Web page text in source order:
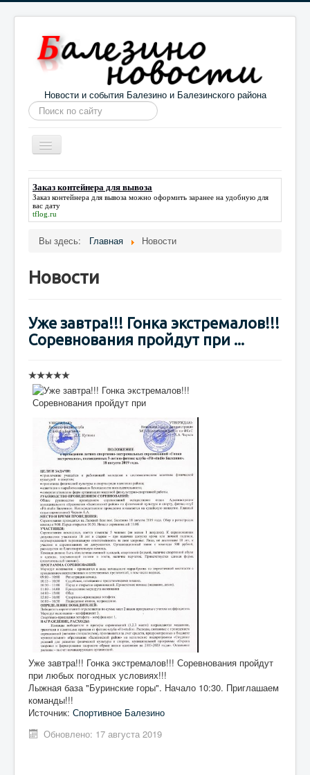
Новости и события Балезино и Балезинского района
Искать...
Toggle
Navigation
Главная
Погода в Балезино Новости
Информация
Заказ контейнера для вывоза
Заказ контейнера для вывоза можно оформить заранее на удобную для
вас дату
tflog.ru
Вы здесь: Главная Новости
Новости
Уже завтра!!! Гонка экстремалов!!!
Соревнования пройдут при ...
Уже завтра!!! Гонка экстремалов!!! Соревнования пройдут
при любых погодных условиях!!!
Лыжная база "Буринские горы". Начало 10:30. Приглашаем
команды!!!
Источник: Спортивное Балезино
Обновлено: 17 августа 2019